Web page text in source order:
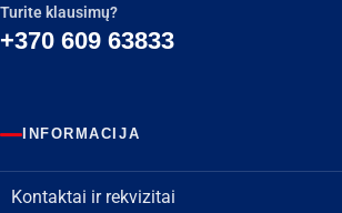
Turite klausimų?
+370 609 63833
INFORMACIJA
Kontaktai ir rekvizitai